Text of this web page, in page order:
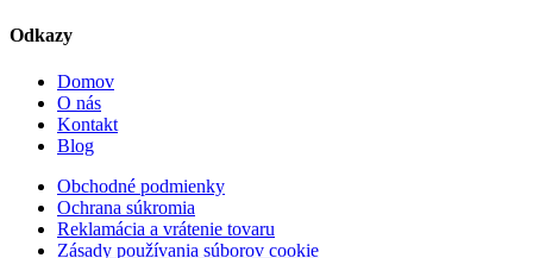
Odkazy
Domov
O nás
Kontakt
Blog
Obchodné podmienky
Ochrana súkromia
Reklamácia a vrátenie tovaru
Zásady používania súborov cookie